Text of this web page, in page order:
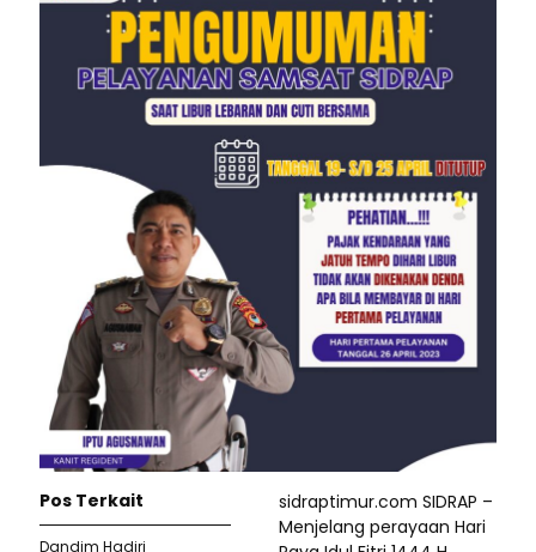
sidraptimur.com SIDRAP –
Menjelang perayaan Hari
Pos Terkait
Dandim Hadiri